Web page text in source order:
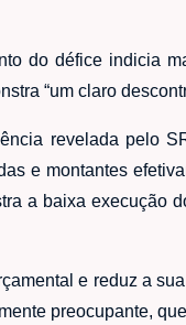
do défice indicia
“um claro
revelada pelo
e montantes
a baixa execução
e reduz a
preocupante,